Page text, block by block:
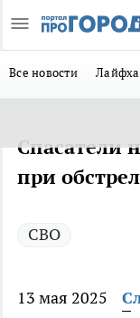
Все новости
Спасатели
при
СВО
13 мая 2025